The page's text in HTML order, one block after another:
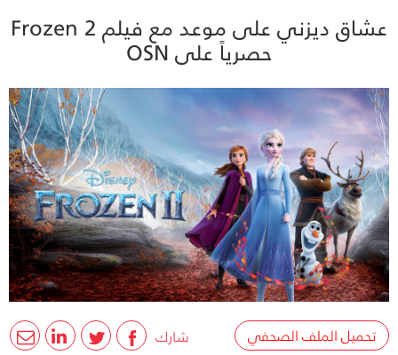
عشاق ديزني على موعد مع فيلم Frozen 2
حصرياً على OSN
شارك
تحميل الملف الصحفي